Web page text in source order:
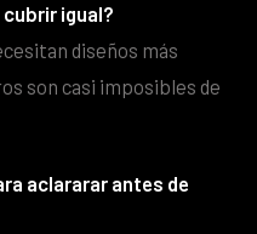
igual?
diseños más
son casi imposibles de
aclararar antes de